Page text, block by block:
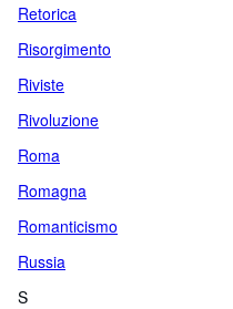
Retorica
Risorgimento
Riviste
Rivoluzione
Roma
Romagna
Romanticismo
Russia
S